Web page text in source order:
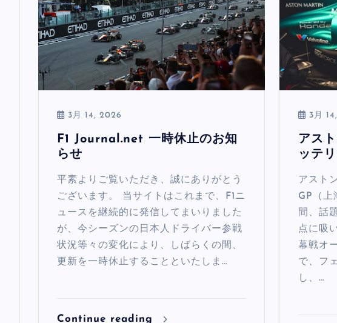
3月 14, 2026
F1 Journal.net 一時休止のお知
らせ
平素よりご覧いただき、誠にありがとう
ございます。 当サイトはこれまで、F1ニ
ュースを継続的に発信してまいりました
が、今シーズンの日本人ドライバー参戦
状況等々の変化により、しばらくの間、
更新を一時休止することといたしま…
Continue reading
3月
アス
ッテ
アスト
GP（上
間、話
点に吸
幕戦オ
で、フ
し、…